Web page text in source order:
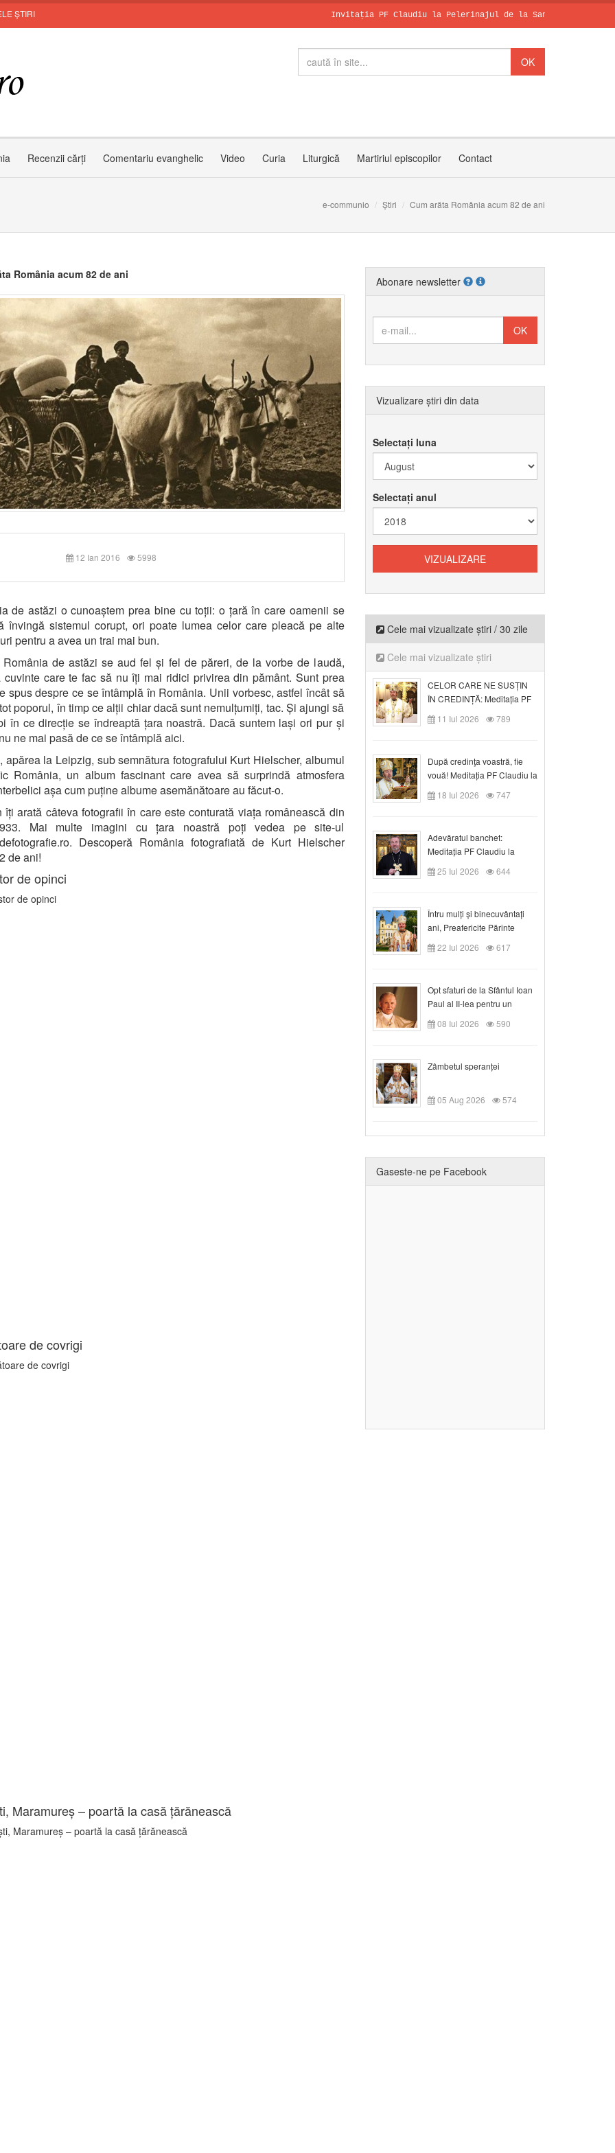
ȘTIRI Invitația PF Claudiu la Pelerinajul de la Sanctuarul Arhiepiscopal
Papa, în
Leon al XIV-
SCHIMBAREA LA
Recenzii cărți Comentariu evanghelic Video Curia Liturgică Martiriul episcopilor Contact
e-communio Știri Cum arăta România acum 82 de ani
România acum 82 de ani
12 Ian 2016 5998
de astăzi o cunoaștem prea bine cu toții: o țară în care oamenii se
învingă sistemul corupt, ori poate lumea celor care pleacă pe alte
pentru a avea un trai mai bun.
România de astăzi se aud fel și fel de păreri, de la vorbe de laudă,
cuvinte care te fac să nu îți mai ridici privirea din pământ. Sunt prea
spus despre ce se întâmplă în România. Unii vorbesc, astfel încât să
poporul, în timp ce alții chiar dacă sunt nemulțumiți, tac. Și ajungi să
în ce direcție se îndreaptă țara noastră. Dacă suntem lași ori pur și
ne mai pasă de ce se întâmplă aici.
apărea la Leipzig, sub semnătura fotografului Kurt Hielscher, albumul
România, un album fascinant care avea să surprindă atmosfera
așa cum puține albume asemănătoare au făcut-o.
îți arată câteva fotografii în care este conturată viața românească din
Mai multe imagini cu țara noastră poți vedea pe site-ul
Descoperă România fotografiată de Kurt Hielscher
de ani!
de opinci
de covrigi
Maramureș – poartă la casă țărănească
Abonare newsletter
Vizualizare știri din data
Selectați luna
Selectați anul
Cele mai vizualizate știri / 30 zile
Cele mai vizualizate știri
CELOR CARE NE SUSȚIN
ÎN CREDINȚĂ: Meditația PF
Claudiu la Duminica a VI-a
după Rusalii
11 Iul 2026 789
După credinţa voastră, fie
vouă! Meditația PF Claudiu la
duminica a VII-a după Rusalii
18 Iul 2026 747
Adevăratul banchet:
Meditația PF Claudiu la
Duminica a VIII-a după
Rusalii
25 Iul 2026 644
Întru mulți și binecuvântați
ani, Preafericite Părinte
Claudiu!
22 Iul 2026 617
Opt sfaturi de la Sfântul Ioan
Paul al II-lea pentru un
creștin
08 Iul 2026 590
Zâmbetul speranței
05 Aug 2026 574
Gaseste-ne pe Facebook